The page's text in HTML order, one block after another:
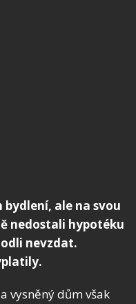
ale na svou
nedostali hypotéku
nevzdat.
vysněný dům však